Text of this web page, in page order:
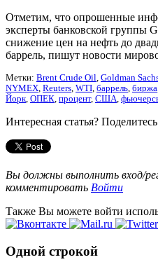
Отметим, что опрошенные
эксперты банковской группы
снижение цен на нефть до
баррель, пишут новости
Метки: Brent Crude Oil, Goldman
NYMEX, Reuters, WTI, баррель, биржа
Йорк, ОПЕК, процент, США,
Интересная статья?
Вы должны выполнить вход/
комментировать Войти
Также Вы можете войти
Одной строкой